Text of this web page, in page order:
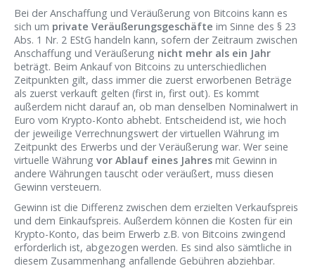
Bei der Anschaffung und Veräußerung von Bitcoins kann es
sich um private Veräußerungsgeschäfte im Sinne des § 23
Abs. 1 Nr. 2 EStG handeln kann, sofern der Zeitraum zwischen
Anschaffung und Veräußerung nicht mehr als ein Jahr
beträgt. Beim Ankauf von Bitcoins zu unterschiedlichen
Zeitpunkten gilt, dass immer die zuerst erworbenen Beträge
als zuerst verkauft gelten (first in, first out). Es kommt
außerdem nicht darauf an, ob man denselben Nominalwert in
Euro vom Krypto-Konto abhebt. Entscheidend ist, wie hoch
der jeweilige Verrechnungswert der virtuellen Währung im
Zeitpunkt des Erwerbs und der Veräußerung war. Wer seine
virtuelle Währung vor Ablauf eines Jahres mit Gewinn in
andere Währungen tauscht oder veräußert, muss diesen
Gewinn versteuern.
Gewinn ist die Differenz zwischen dem erzielten Verkaufspreis
und dem Einkaufspreis. Außerdem können die Kosten für ein
Krypto-Konto, das beim Erwerb z.B. von Bitcoins zwingend
erforderlich ist, abgezogen werden. Es sind also sämtliche in
diesem Zusammenhang anfallende Gebühren abziehbar.